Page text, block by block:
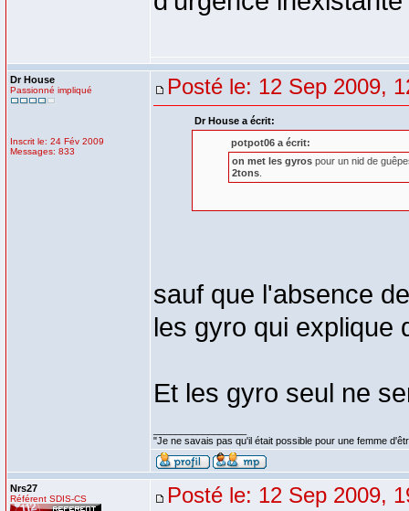
Dr House
Passionné impliqué
Inscrit le: 24 Fév 2009
Messages: 833
Posté le: 12 Sep 2009,
Dr House a écrit:
potpot06 a écrit:
on met les gyros pour un nid de
2tons
sauf que l'absence
les gyro qui explique
Et les gyro seul ne
"Je ne savais pas qu'il était possible pour une femme
Nrs27
Référent SDIS-CS Posté le: 12 Sep 2009,